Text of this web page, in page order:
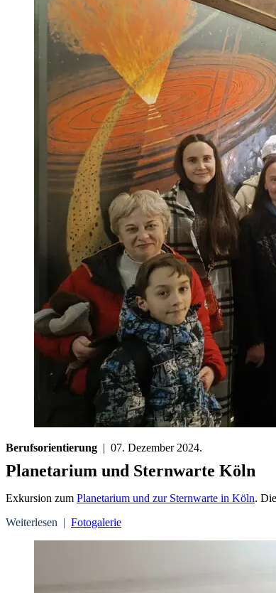
Berufsorientierung | 07. Dezember 2024.
Planetarium und Sternwarte Köln
Exkursion zum Planetarium und zur Sternwarte in Köln.
Weiterlesen | Fotogalerie